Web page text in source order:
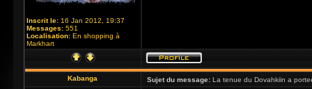
Inscrit le: 16 Jan 2012, 19:37
Messages: 551
Localisation: En shopping à
Markhart
Kabanga Sujet du message: La tenue du Dovahkiin a